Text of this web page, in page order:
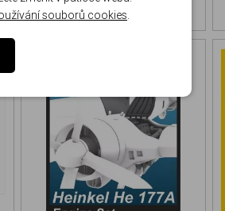
souborů cookies.